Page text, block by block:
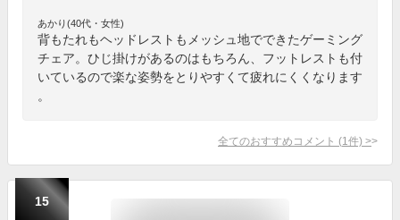
あかり(40代・女性)
背もたれもヘッドレストもメッシュ地でできたゲーミング
チェア。ひじ掛けがあるのはもちろん、フットレストも付
いているので楽な姿勢をとりやすくて疲れにくくなります
。
全てのおすすめコメント (1 件) >
15